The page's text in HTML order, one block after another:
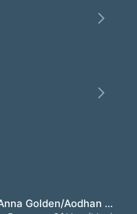
Anna Golden/Aodhan King